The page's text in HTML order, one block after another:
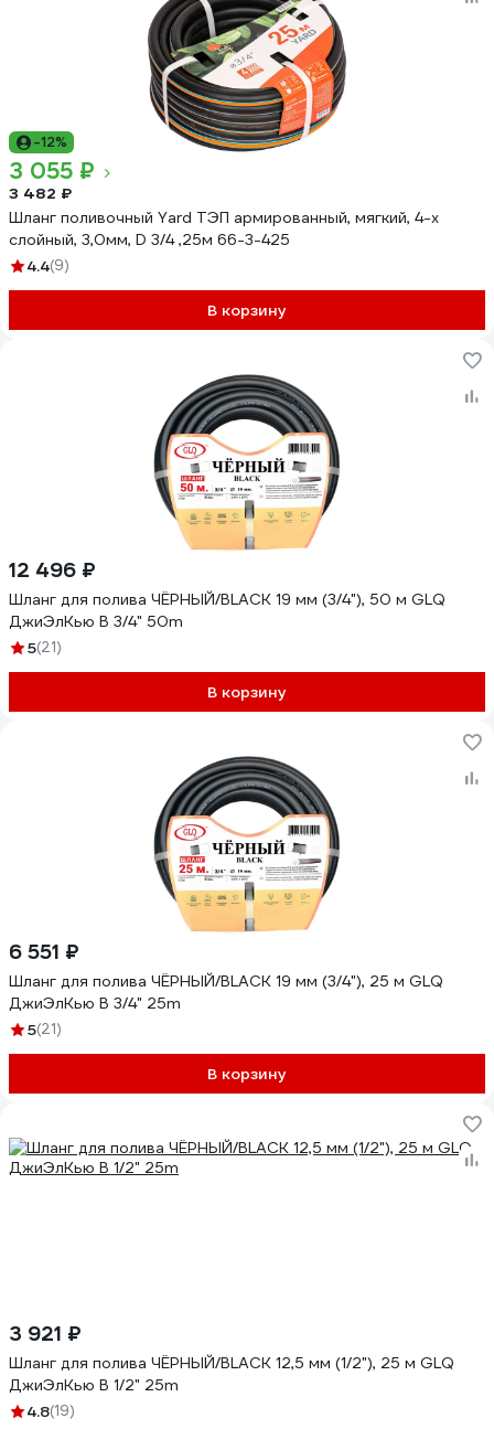
-12%
3 055 ₽
3 482 ₽
Шланг поливочный Yard ТЭП армированный, мягкий, 4-х
слойный, 3,0мм, D 3/4 ,25м 66-3-425
4.4(9)
В корзину
12 496 ₽
Шланг для полива ЧЁРНЫЙ/BLACK 19 мм (3/4"), 50 м GLQ
ДжиЭлКью B 3/4" 50m
5(21)
В корзину
6 551 ₽
Шланг для полива ЧЁРНЫЙ/BLACK 19 мм (3/4"), 25 м GLQ
ДжиЭлКью B 3/4" 25m
5(21)
В корзину
3 921 ₽
Шланг для полива ЧЁРНЫЙ/BLACK 12,5 мм (1/2"), 25 м GLQ
ДжиЭлКью B 1/2" 25m
4.8(19)